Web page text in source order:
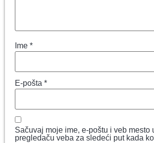
Ime *
E-pošta *
Sačuvaj moje ime, e-poštu i veb mesto
pregledaču veba za sledeći put kada